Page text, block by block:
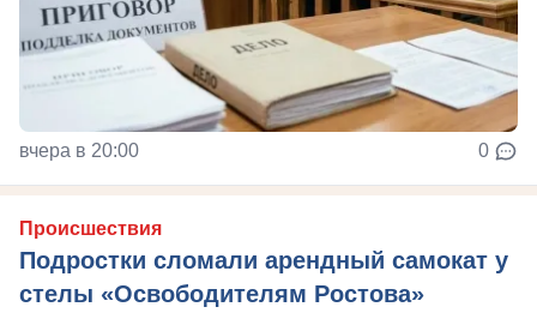
вчера в 20:00 0
Происшествия
Подростки сломали арендный самокат у
стелы «Освободителям Ростова»